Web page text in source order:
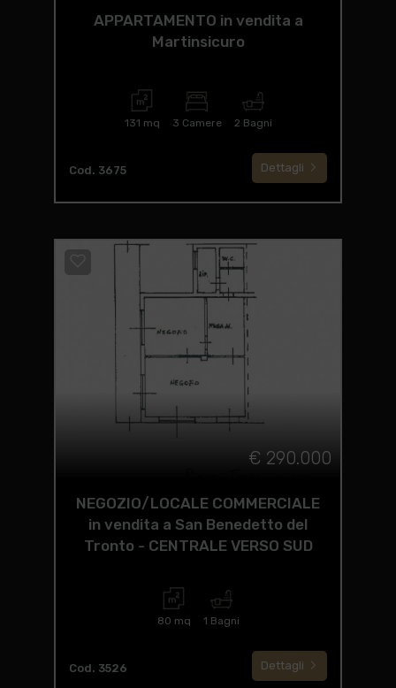
APPARTAMENTO in vendita a
Martinsicuro
131 mq 3 Camere 2 Bagni
Cod. 3675 Dettagli
€ 290.000
NEGOZIO/LOCALE COMMERCIALE
in vendita a San Benedetto del
Tronto - CENTRALE VERSO SUD
80 mq 1 Bagni
Cod. 3526 Dettagli